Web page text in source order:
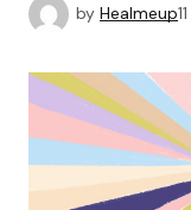
by Healmeup